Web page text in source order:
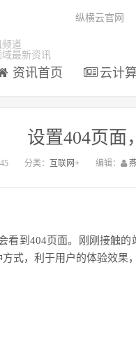
道
域最新资讯
资讯首页 云计算
纵横云官网
设置404页面
分类： 互联网+ 编辑：
看到 404页面。刚刚接触的
方式，利于用户的体验效果